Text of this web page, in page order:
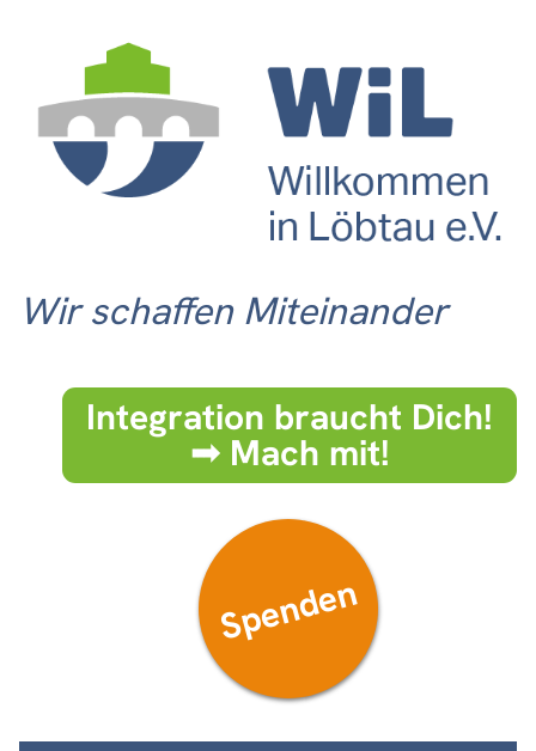
Wir schaffen Miteinander
Integration braucht Dich!
➟ Mach mit!
Spenden